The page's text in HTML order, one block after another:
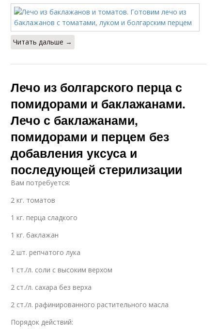
Читать дальше →
Лечо из болгарского перца с
помидорами и баклажанами.
Лечо с баклажанами,
помидорами и перцем без
добавления уксуса и
последующей стерилизации
Вам потребуется:
2 кг. томатов
1 кг. перца сладкого
1 кг. баклажан
2 шт. репчатого лука
1 ст./л. соли с высоким верхом
2 ст./л. сахара без верха
2 ст./л. рафинированного растительного масла
Порядок действий: